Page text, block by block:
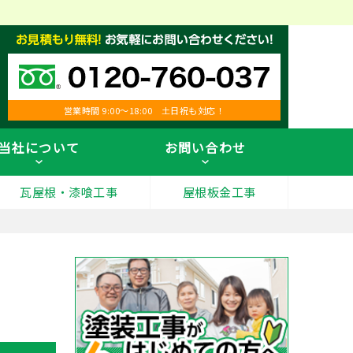
営業時間 9:00～18:00 土日祝も対応！
社について お問い合わせ
瓦屋根・漆喰工事 屋根板金工事